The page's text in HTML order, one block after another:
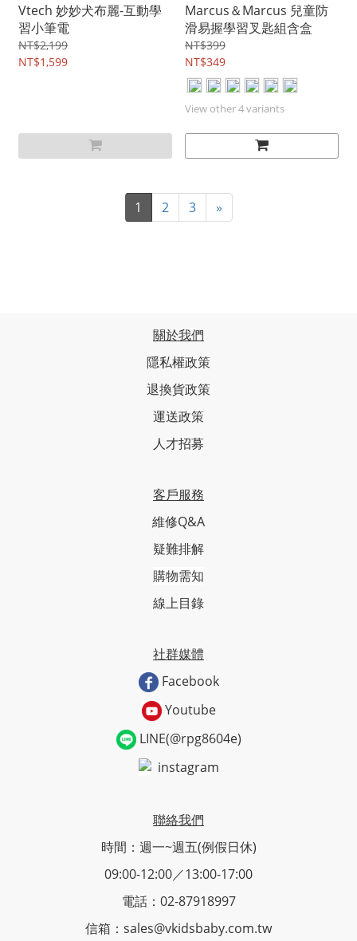
Vtech 妙妙犬布麗-互動學
習小筆電
NT$2,199
NT$1,599
Marcus＆Marcus 兒童防
滑易握學習叉匙組含盒
NT$399
NT$349
View other 4 variants
1 2 3 »
關於我們
隱私權政策
退換貨政策
運送政策
人才招募
客戶服務
維修Q&A
疑難排解
購物需知
線上目錄
社群媒體
Facebook
Youtube
LINE(@rpg8604e)
instagram
聯絡我們
時間：週一~週五(例假日休)
09:00-12:00／13:00-17:00
電話：02-87918997
信箱：sales@vkidsbaby.com.tw